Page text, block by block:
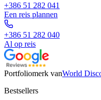
+386 51 282 041
Een reis plannen
+386 51 282 040
Al op reis
Portfoliomerk vanWorld
Bestsellers